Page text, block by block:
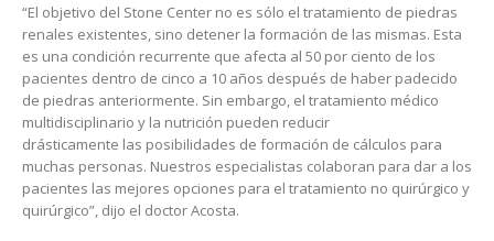
“El objetivo del Stone Center no es sólo el tratamiento de piedras
renales existentes, sino detener la formación de las mismas. Esta
es una condición recurrente que afecta al 50 por ciento de los
pacientes dentro de cinco a 10 años después de haber padecido
de piedras anteriormente. Sin embargo, el tratamiento médico
multidisciplinario y la nutrición pueden reducir
drásticamente las posibilidades de formación de cálculos para
muchas personas. Nuestros especialistas colaboran para dar a los
pacientes las mejores opciones para el tratamiento no quirúrgico y
quirúrgico”, dijo el doctor Acosta.